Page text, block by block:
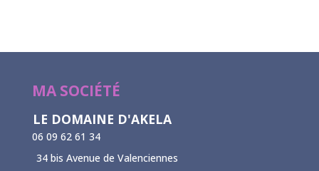
MA SOCIÉTÉ
LE DOMAINE D'AKELA
06 09 62 61 34
34 bis Avenue de Valenciennes